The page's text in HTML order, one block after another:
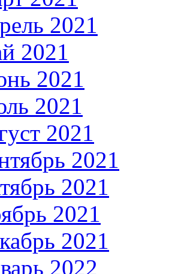
2021
2021
2021
2021
2021
2021
2021
2021
2021
2022